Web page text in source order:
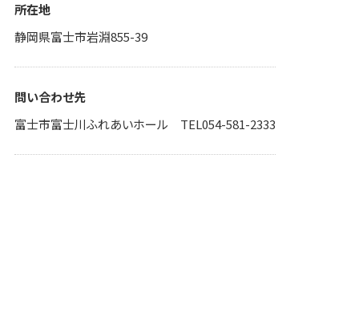
所在地
静岡県富士市岩淵855-39
問い合わせ先
富士市富士川ふれあいホール TEL054-581-2333